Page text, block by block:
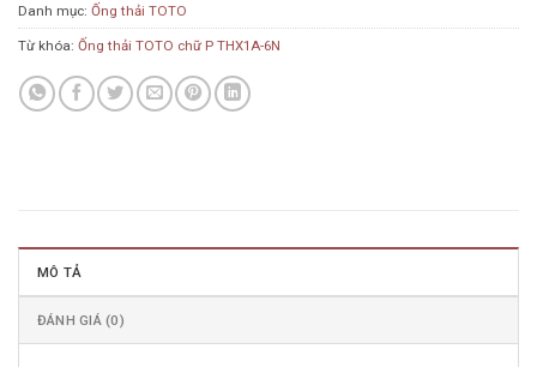
Danh mục: Ống thải TOTO
Từ khóa: Ống thải TOTO chữ P THX1A-6N
MÔ TẢ
ĐÁNH GIÁ (0)